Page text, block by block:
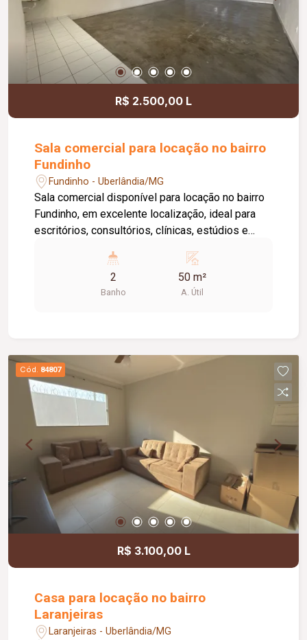
diferencial, existe a possibilidade de ampliação
da área da sala, conforme a necessidade do
locatário. Entre em contato para mais
informações e agende uma visita.
R$ 2.500,00 L
Sala comercial para locação no bairro
Fundinho
Fundinho - Uberlândia/MG
Sala comercial disponível para locação no bairro
Fundinho, em excelente localização, ideal para
escritórios, consultórios, clínicas, estúdios e
aproximadamente 50 m², forro em gesso, copa,
ponto de água, interfone e acesso por senha,
oferecendo praticidade e funcionalidade para o
banheiros feminino e masculino com
acessibilidade, controle de acesso facial, água
inclusa no condomínio, zelador e limpeza das
áreas comuns, copa, DML (Depósito de Material
de Limpeza), sistema de ronda, alarme, câmeras
de segurança e internet disponível. Como
diferencial, existe a possibilidade de ampliação
da área da sala, conforme a necessidade do
locatário. Entre em contato para mais
informações e agende uma visita.
2
Banho
50 m²
A. Útil
Cód. 84807
R$ 3.100,00 L
Casa para locação no bairro
Laranjeiras
Laranjeiras - Uberlândia/MG